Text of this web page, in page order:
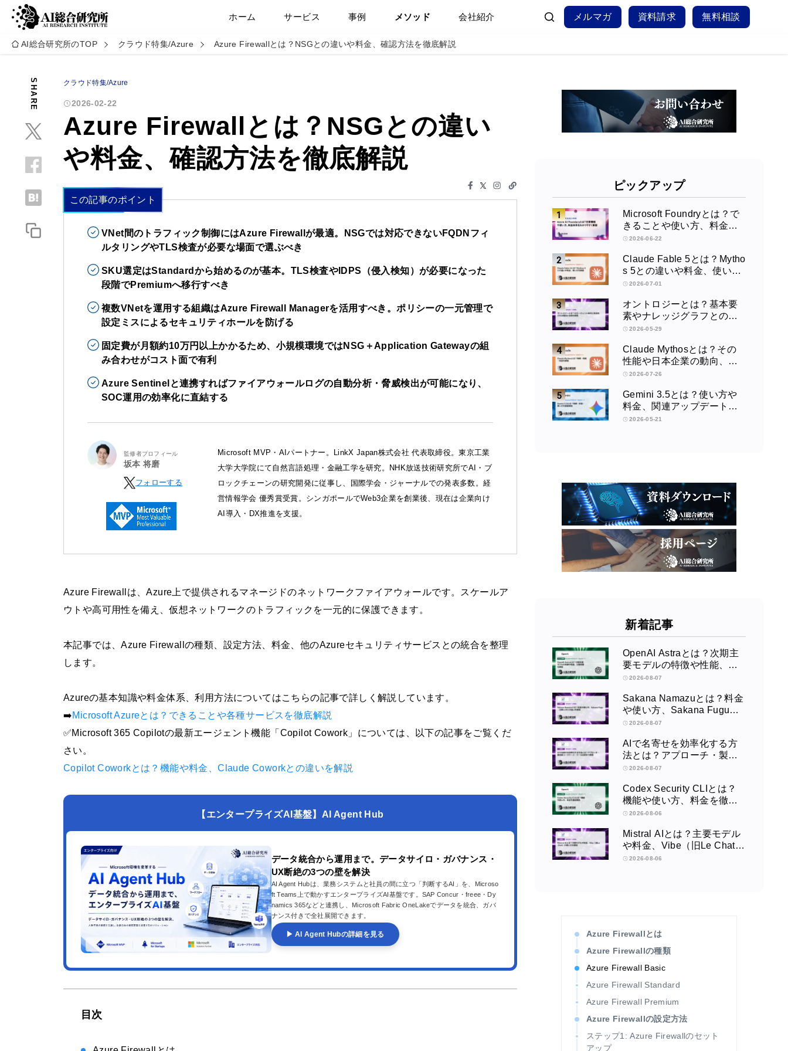
ホーム サービス 事例 メソッド 会社紹介 メルマガ 資料請求 無料相談
AI総合研究所のTOP クラウド特集/Azure Azure Firewallとは？NSGとの違いや料金、確認方法を徹底解説
SHARE クラウド特集/Azure
2026-02-22
Azure Firewallとは？NSGとの違い
や料金、確認方法を徹底解説
この記事のポイント
VNet間のトラフィック制御にはAzure Firewallが最適。NSGでは対応できないFQDNフィ
ルタリングやTLS検査が必要な場面で選ぶべき
SKU選定はStandardから始めるのが基本。TLS検査やIDPS（侵入検知）が必要になった
段階でPremiumへ移行すべき
複数VNetを運用する組織はAzure Firewall Managerを活用すべき。ポリシーの一元管理で
設定ミスによるセキュリティホールを防げる
固定費が月額約10万円以上かかるため、小規模環境ではNSG＋Application Gatewayの組
み合わせがコスト面で有利
Azure Sentinelと連携すればファイアウォールログの自動分析・脅威検出が可能になり、
SOC運用の効率化に直結する
監修者プロフィール
坂本 将磨
フォローする
Microsoft MVP・AIパートナー。LinkX Japan株式会社 代表取締役。東京工業
大学大学院にて自然言語処理・金融工学を研究。NHK放送技術研究所でAI・ブ
ロックチェーンの研究開発に従事し、国際学会・ジャーナルでの発表多数。経
営情報学会 優秀賞受賞。シンガポールでWeb3企業を創業後、現在は企業向け
AI導入・DX推進を支援。
Azure Firewallは、Azure上で提供されるマネージドのネットワークファイアウォールです。スケールア
ウトや高可用性を備え、仮想ネットワークのトラフィックを一元的に保護できます。
本記事では、Azure Firewallの種類、設定方法、料金、他のAzureセキュリティサービスとの統合を整理
します。
Azureの基本知識や料金体系、利用方法についてはこちらの記事で詳しく解説しています。
➡️Microsoft Azureとは？できることや各種サービスを徹底解説
✅Microsoft 365 Copilotの最新エージェント機能「Copilot Cowork」については、以下の記事をご覧くだ
さい。
Copilot Coworkとは？機能や料金、Claude Coworkとの違いを解説
【エンタープライズAI基盤】AI Agent Hub
データ統合から運用まで。データサイロ・ガバナンス・
UX断絶の3つの壁を解決
AI Agent Hubは、業務システムと社員の間に立つ「判断するAI」を、Microso
ft Teams上で動かすエンタープライズAI基盤です。SAP Concur・freee・Dy
namics 365などと連携し、Microsoft Fabric OneLakeでデータを統合、ガバ
ナンス付きで全社展開できます。
▶ AI Agent Hubの詳細を見る
目次
ピックアップ
Microsoft Foundryとは？で
きることや使い方、料金を
徹底解説！
2026-06-22
Claude Fable 5とは？Mytho
s 5との違いや料金、使い方
を解説
2026-07-01
オントロジーとは？基本要
素やナレッジグラフとの違
い、活用例をわかりやすく
2026-05-29
Claude Mythosとは？その
性能や日本企業の動向、使
い方を解説
2026-07-26
Gemini 3.5とは？使い方や
料金、関連アップデートを
徹底解説！
2026-05-21
新着記事
OpenAI Astraとは？次期主
要モデルの特徴や性能、公
開時期を解説
2026-08-07
Sakana Namazuとは？料金
や使い方、Sakana Fugu・
主要LLMとの違いを解説
2026-08-07
AIで名寄せを効率化する方
法とは？アプローチ・製造
業ユースケース・ツール比
2026-08-07
Codex Security CLIとは？
機能や使い方、料金を徹底
解説
2026-08-06
Mistral AIとは？主要モデル
や料金、Vibe（旧Le Chat）
の使い方を解説
2026-08-06
Azure Firewallとは
Azure Firewallの種類
Azure Firewall Basic
Azure Firewall Standard
Azure Firewall Premium
Azure Firewallの設定方法
ステップ1: Azure Firewallのセット
アップ